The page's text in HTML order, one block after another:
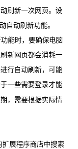
刷新一次网页。设
自动刷新功能。
能时，要确保电脑
新网页都会消耗一
行自动刷新，可能
一些需要登录才能
，需要根据实际情
扩展程序商店中搜索